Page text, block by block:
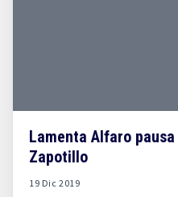
Lamenta Alfaro
Zapotillo
19 Dic 2019